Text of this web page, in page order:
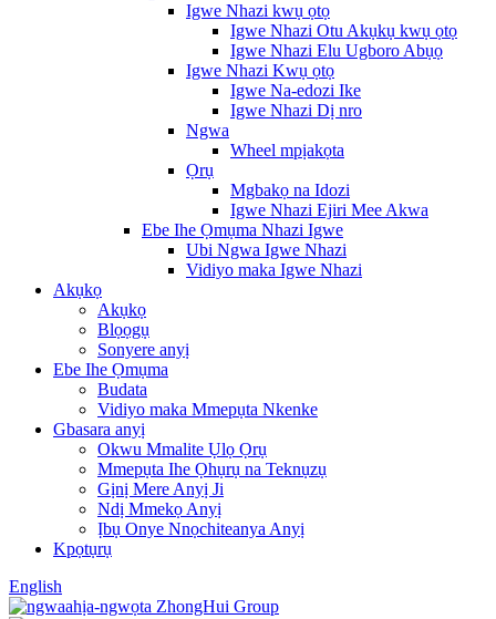
Igwe Nhazi kwụ ọtọ
Igwe Nhazi Otu Akụkụ kwụ ọtọ
Igwe Nhazi Elu Ugboro Abụọ
Igwe Nhazi Kwụ ọtọ
Igwe Na-edozi Ike
Igwe Nhazi Dị nro
Ngwa
Wheel mpịakọta
Ọrụ
Mgbakọ na Idozi
Igwe Nhazi Ejiri Mee Akwa
Ebe Ihe Ọmụma Nhazi Igwe
Ubi Ngwa Igwe Nhazi
Vidiyo maka Igwe Nhazi
Akụkọ
Akụkọ
Blọọgụ
Sonyere anyị
Ebe Ihe Ọmụma
Budata
Vidiyo maka Mmepụta Nkenke
Gbasara anyị
Okwu Mmalite Ụlọ Ọrụ
Mmepụta Ihe Ọhụrụ na Teknụzụ
Gịnị Mere Anyị Ji
Ndị Mmekọ Anyị
Ịbụ Onye Nnọchiteanya Anyị
Kpọtụrụ
English